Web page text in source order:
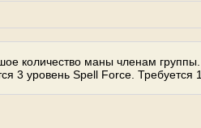
количество маны членам
3 уровень Spell Force. Требуется